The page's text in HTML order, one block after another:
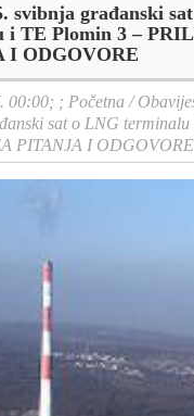
svibnja građanski
i TE Plomin 3 –
I ODGOVORE
00:00; ; Početna /
sat o LNG
PITANJA I ODGOVORE